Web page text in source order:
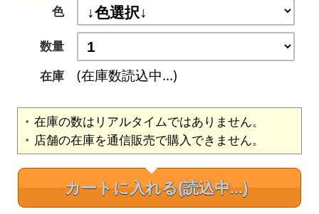
色
数量
在庫
(在庫数読込中...)
在庫の数はリアルタイムではありません。
店舗の在庫を通信販売で購入できません。
カートに入れる(読込中...)